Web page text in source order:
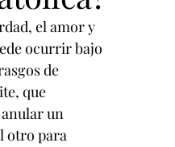
el amor y
ocurrir bajo
de
que
un
otro para